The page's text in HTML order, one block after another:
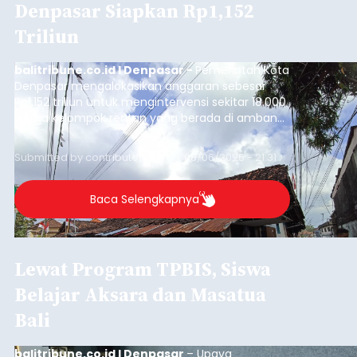
Denpasar Siapkan Rp1,152
Triliun
balitribune.co.id I Denpasar - Pemerintah Kota
Denpasar mengalokasikan anggaran sebesar
Rp1,152 triliun untuk mengintervensi sekitar 18.000
warga kelompok rentan yang berada di ambang
garis kemiskinan. Langkah strategis ini diambil
guna menjaga masyarakat yang berada pada
kelompok desil 5 dan 6 tersebut agar tidak
merosot ke kategori miskin.
Submitted by contributor Thu, 08/06/2026 - 21:31
Baca Selengkapnya
Lewat Program TPBIS, Siswa
Belajar Aksara dan Masatua
Bali
balitribune.co.id I Denpasar – Upaya